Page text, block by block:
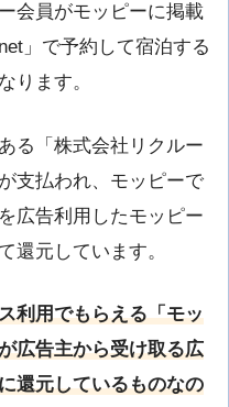
会員がモッピーに掲載
」で予約して宿泊する
ります。
る「株式会社リクルー
支払われ、モッピーで
広告利用したモッピー
還元しています。
利用でもらえる「モッ
広告主から受け取る広
還元しているものなの